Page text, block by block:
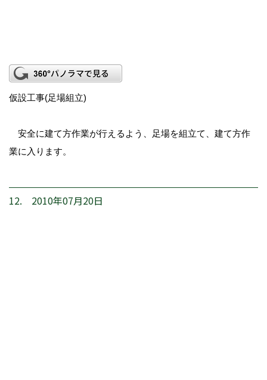
仮設工事(足場組立)
安全に建て方作業が行えるよう、足場を組立て、建て方作
業に入ります。
12. 2010年07月20日